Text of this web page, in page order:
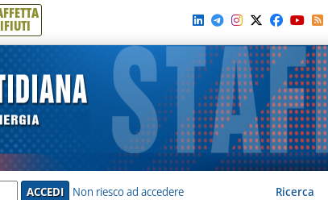
Non riesco ad accedere Ricerca